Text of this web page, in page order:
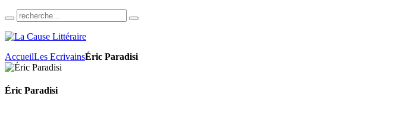
AccueilLes EcrivainsÉric Paradisi
Éric Paradisi